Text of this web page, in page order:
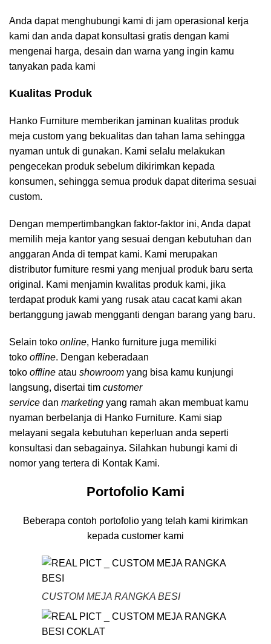
Anda dapat menghubungi kami di jam operasional kerja
kami dan anda dapat konsultasi gratis dengan kami
mengenai harga, desain dan warna yang ingin kamu
tanyakan pada kami
Kualitas Produk
Hanko Furniture memberikan jaminan kualitas produk
meja custom yang bekualitas dan tahan lama sehingga
nyaman untuk di gunakan. Kami selalu melakukan
pengecekan produk sebelum dikirimkan kepada
konsumen, sehingga semua produk dapat diterima sesuai
custom.
Dengan mempertimbangkan faktor-faktor ini, Anda dapat
memilih meja kantor yang sesuai dengan kebutuhan dan
anggaran Anda di tempat kami. Kami merupakan
distributor furniture resmi yang menjual produk baru serta
original. Kami menjamin kwalitas produk kami, jika
terdapat produk kami yang rusak atau cacat kami akan
bertanggung jawab mengganti dengan barang yang baru.
Selain toko online, Hanko furniture juga memiliki
toko offline. Dengan keberadaan
toko offline atau showroom yang bisa kamu kunjungi
langsung, disertai tim customer
service dan marketing yang ramah akan membuat kamu
nyaman berbelanja di Hanko Furniture. Kami siap
melayani segala kebutuhan keperluan anda seperti
konsultasi dan sebagainya. Silahkan hubungi kami di
nomor yang tertera di Kontak Kami.
Portofolio Kami
Beberapa contoh portofolio yang telah kami kirimkan
kepada customer kami
CUSTOM MEJA RANGKA BESI